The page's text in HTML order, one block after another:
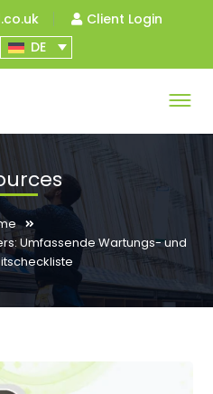
Client Login
DE
Umfassende Wartungs- und